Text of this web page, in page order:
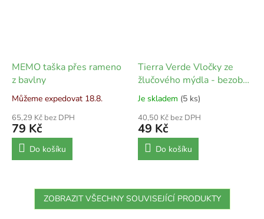
MEMO taška přes rameno
z bavlny
Můžeme expedovat 18.8.
65,29 Kč bez DPH
79 Kč
Do košíku
Tierra Verde Vločky ze
žlučového mýdla - bezobal
- 100 g
Je skladem (5 ks)
40,50 Kč bez DPH
49 Kč
Do košíku
ZOBRAZIT VŠECHNY SOUVISEJÍCÍ PRODUKTY